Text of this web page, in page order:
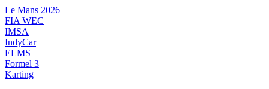
Videre
til
indhold
Le Mans 2026
FIA WEC
IMSA
IndyCar
ELMS
Formel 3
Karting